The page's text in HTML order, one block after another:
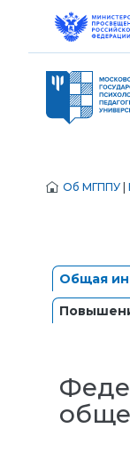
Об МГППУ
Общая